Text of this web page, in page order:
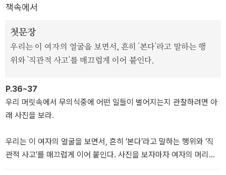
약점을 보완할 수 있는 사고방식과 행동을 소개하는 책들이 소개되고
있다.
이 책을 읽는 독자들은 소소한 곱셈 문제에서부터 그림 문제, 도형 문
제, 그리고 어려운 살인 사건에 관련된 복잡한 문제와 대도시 택시 뺑
시간을 들여 풀어보고 생각해보라. 재미있고 흥미로운 이 퀴즈들은
모두 위대한 사회과학 이론의 토대가 되는 연구의 시발점이다.
책속에서
첫문장
우리는 이 여자의 얼굴을 보면서, 흔히 '본다'라고 말하는 행
위와 '직관적 사고'를 매끄럽게 이어 붙인다.
P.36~37
우리 머릿속에서 무의식중에 어떤 일들이 벌어지는지 관찰하려면 아
래 사진을 보라.
우리는 이 여자의 얼굴을 보면서, 흔히 ‘본다’라고 말하는 행위와 ‘직
관적 사고’를 매끄럽게 이어 붙인다. 사진을 보자마자 여자의 머리가
검다고 알아보듯이, 여자가 화났다는 사실도 순식간에 알아챈다. 게